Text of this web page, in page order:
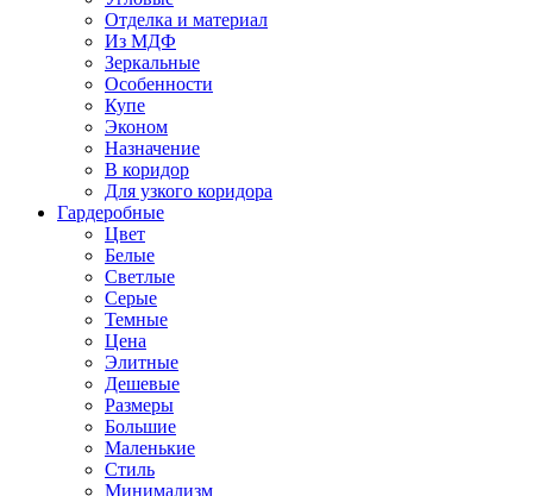
Отделка и материал
Из МДФ
Зеркальные
Особенности
Купе
Эконом
Назначение
В коридор
Для узкого коридора
Гардеробные
Цвет
Белые
Светлые
Серые
Темные
Цена
Элитные
Дешевые
Размеры
Большие
Маленькие
Стиль
Минимализм